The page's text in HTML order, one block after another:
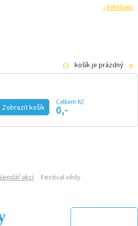
Přihlášení
košík je prázdný
Zobrazit košík
Celkem Kč
0,-
akcí Festival vědy